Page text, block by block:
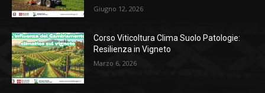
Giugno 12, 2026
Corso Viticoltura Clima Suolo Patologie:
Resilienza in Vigneto
Marzo 6, 2026